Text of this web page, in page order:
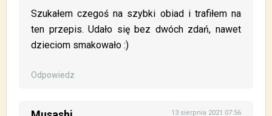
Szukałem czegoś na szybki obiad i trafiłem na
ten przepis. Udało się bez dwóch zdań, nawet
dzieciom smakowało :)
Odpowiedz
13 sierpnia 2021 07:56